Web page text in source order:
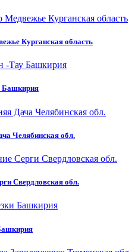
Курганская область
Башкирия
Челябинская обл.
Свердловская обл.